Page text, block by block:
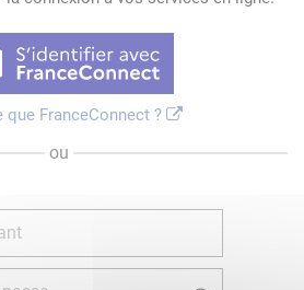
que FranceConnect ?
ou